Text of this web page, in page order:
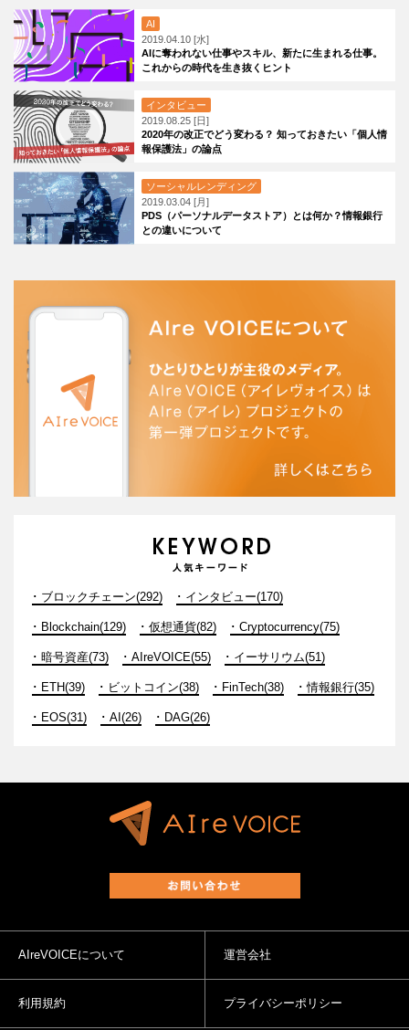
AI
2019.04.10 [水]
AIに奪われない仕事やスキル、新たに生まれる仕事。
これからの時代を生き抜くヒント
インタビュー
2019.08.25 [日]
2020年の改正でどう変わる？ 知っておきたい「個人情
報保護法」の論点
ソーシャルレンディング
2019.03.04 [月]
PDS（パーソナルデータストア）とは何か？情報銀行
との違いについて
ブロックチェーン(292) インタビュー(170)
Blockchain(129) 仮想通貨(82) Cryptocurrency(75)
暗号資産(73) AIreVOICE(55) イーサリウム(51)
ETH(39) ビットコイン(38) FinTech(38) 情報銀行(35)
EOS(31) AI(26) DAG(26)
AIreVOICEについて 運営会社
利用規約 プライバシーポリシー